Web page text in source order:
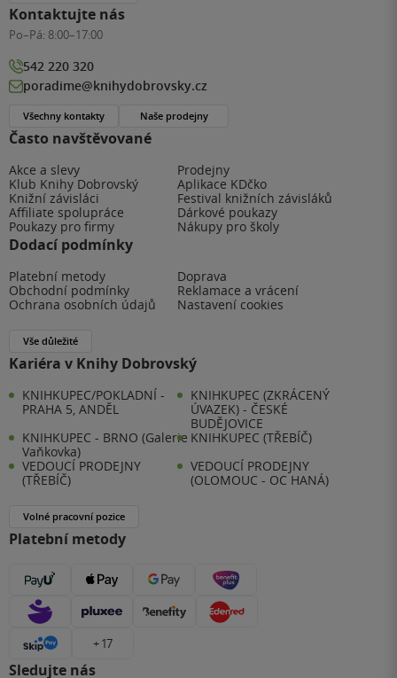
Často navštěvované
Akce a slevy
Prodejny
Klub Knihy Dobrovský
Aplikace KDčko
Knižní závisláci
Festival knižních závisláků
Affiliate spolupráce
Dárkové poukazy
Poukazy pro firmy
Nákupy pro školy
Dodací podmínky
Platební metody
Doprava
Obchodní podmínky
Reklamace a vrácení
Ochrana osobních údajů
Nastavení cookies
Vše důležité
Kariéra v Knihy Dobrovský
KNIHKUPEC/POKLADNÍ -
PRAHA 5, ANDĚL
KNIHKUPEC (ZKRÁCENÝ
ÚVAZEK) - ČESKÉ
BUDĚJOVICE
KNIHKUPEC - BRNO (Galerie
Vaňkovka)
KNIHKUPEC (TŘEBÍČ)
VEDOUCÍ PRODEJNY
(TŘEBÍČ)
VEDOUCÍ PRODEJNY
(OLOMOUC - OC HANÁ)
Volné pracovní pozice
Platební metody
+ 17
Sledujte nás
Kontaktujte nás
Po–Pá: 8:00–17:00
542 220 320
poradime@knihydobrovsky.cz
Všechny kontakty Naše prodejny